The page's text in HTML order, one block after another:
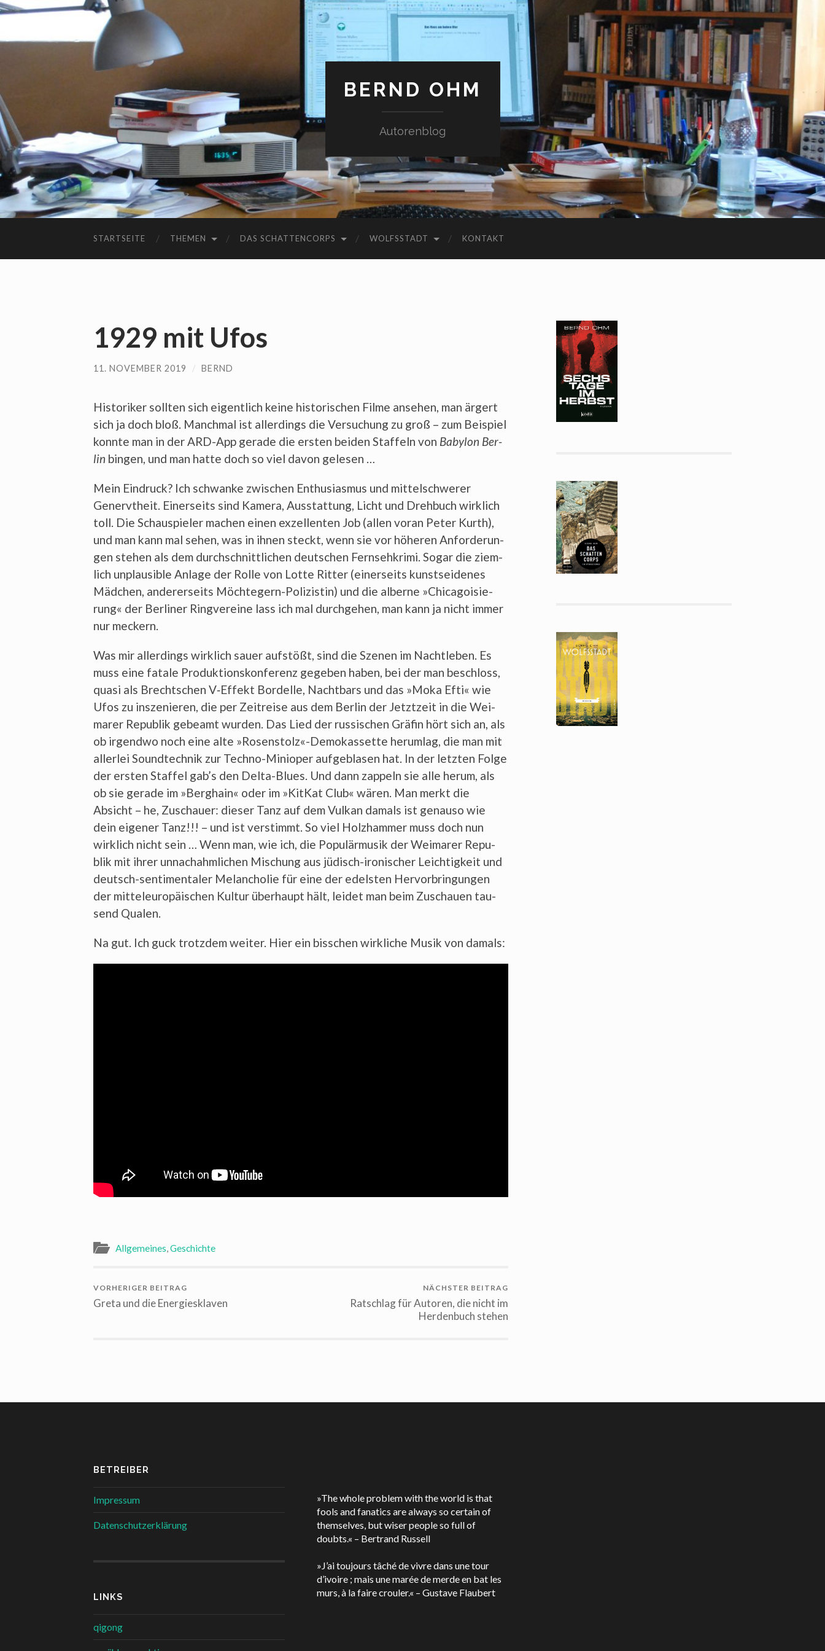
BERND OHM
Autorenblog
STARTSEITE THEMEN DAS SCHATTENCORPS WOLFSSTADT KONTAKT
1929 mit Ufos
11. NOVEMBER 2019 / BERND
His­to­ri­ker soll­ten sich eigent­lich kei­ne his­to­ri­schen Fil­me anse­hen, man ärgert
sich ja doch bloß. Manch­mal ist aller­dings die Ver­su­chung zu groß – zum Bei­spiel
konn­te man in der ARD-App gera­de die ers­ten bei­den Staf­feln von Baby­lon Ber­
lin bin­gen, und man hat­te doch so viel davon gelesen …
Mein Ein­druck? Ich schwan­ke zwi­schen Enthu­si­as­mus und mit­tel­schwe­rer
Genervt­heit. Einer­seits sind Kame­ra, Aus­stat­tung, Licht und Dreh­buch wirk­lich
toll. Die Schau­spie­ler machen einen exzel­len­ten Job (allen vor­an Peter Kurth),
und man kann mal sehen, was in ihnen steckt, wenn sie vor höhe­ren Anfor­de­run­
gen ste­hen als dem durch­schnitt­li­chen deut­schen Fern­seh­kri­mi. Sogar die ziem­
lich unplau­si­ble Anla­ge der Rol­le von Lot­te Rit­ter (einer­seits kunst­sei­de­nes
Mäd­chen, ande­rer­seits Möch­te­gern-Poli­zis­tin) und die alber­ne »Chi­ca­goi­sie­
rung« der Ber­li­ner Ring­ver­ei­ne lass ich mal durch­ge­hen, man kann ja nicht immer
nur meckern.
Was mir aller­dings wirk­lich sau­er auf­stößt, sind die Sze­nen im Nacht­le­ben. Es
muss eine fata­le Pro­duk­ti­ons­kon­fe­renz gege­ben haben, bei der man beschloss,
qua­si als Brecht­schen V‑Effekt Bor­del­le, Nacht­bars und das »Moka Efti« wie
Ufos zu insze­nie­ren, die per Zeit­rei­se aus dem Ber­lin der Jetzt­zeit in die Wei­
ma­rer Repu­blik gebeamt wur­den. Das Lied der rus­si­schen Grä­fin hört sich an, als
ob irgend­wo noch eine alte »Rosenstolz«-Demokassette her­um­lag, die man mit
aller­lei Sound­tech­nik zur Tech­no-Minioper auf­ge­bla­sen hat. In der letz­ten Fol­ge
der ers­ten Staf­fel gab’s den Del­ta-Blues. Und dann zap­peln sie alle her­um, als
ob sie gera­de im »Berg­hain« oder im »Kit­Kat Club« wären. Man merkt die
Absicht – he, Zuschau­er: die­ser Tanz auf dem Vul­kan damals ist genau­so wie
dein eige­ner Tanz!!! – und ist ver­stimmt. So viel Holz­ham­mer muss doch nun
wirk­lich nicht sein … Wenn man, wie ich, die Popu­lär­mu­sik der Wei­ma­rer Repu­
blik mit ihrer unnach­ahm­li­chen Mischung aus jüdisch-iro­ni­scher Leich­tig­keit und
deutsch-sen­ti­men­ta­ler Melan­cho­lie für eine der edels­ten Her­vor­brin­gun­gen
der mit­tel­eu­ro­päi­schen Kul­tur über­haupt hält, lei­det man beim Zuschau­en tau­
send Qualen.
Na gut. Ich guck trotz­dem wei­ter. Hier ein biss­chen wirk­li­che Musik von damals:
Allgemeines,Geschichte
VORHERIGER BEITRAG
Greta und die Energiesklaven
NÄCHSTER BEITRAG
Ratschlag für Autoren, die nicht im
Herdenbuch stehen
BETREIBER
Impressum
Datenschutzerklärung
LINKS
qigong
»The whole problem with the world is that
fools and fanatics are always so certain of
themselves, but wiser people so full of
doubts.« – Bertrand Russell
»J’ai toujours tâché de vivre dans une tour
d’ivoire ; mais une marée de merde en bat les
murs, à la faire crouler.« – Gustave Flaubert